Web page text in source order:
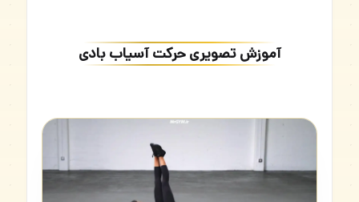
آموزش تصویری حرکت آسیاب بادی